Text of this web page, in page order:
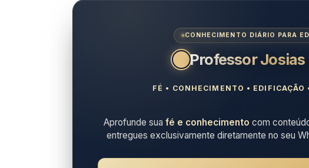
CONHECIMENTO DIÁRIO PARA
Professor
FÉ • CONHECIMENTO • EDIFICAÇÃO
Aprofunde suafé e conhecimento com
entregues exclusivamente diretamente no seu